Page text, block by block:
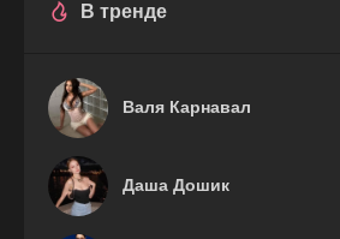
В тренде
Валя Карнавал
Даша Дошик